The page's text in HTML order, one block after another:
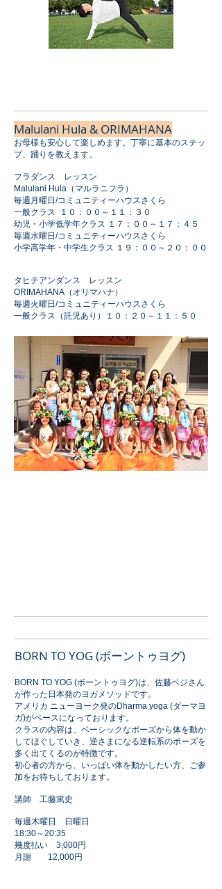
Malulani Hula & ORIMAHANA
お母様も安心して楽しめます。丁寧に基本のステッ
プ、踊りを教えます。
フラダンス レッスン​
Malulani Hula（マルラニフラ）
毎週月曜日/コミュニティーハウスさくら
一般クラス
１０：００～１１：３０
幼児・小学低学年クラス １７：００～１７：４５
毎週水曜日/コミュニティーハウスさくら
小学高学年・中学生クラス １９：００～２０：００
タヒチアンダンス レッスン​
ORIMAHANA（オリマハナ）
毎週火曜日/コミュニティーハウスさくら
一般クラス（託児あり）１０：２０～１１：５０
BORN TO YOG (ボーントゥヨグ)
BORN TO YOG (ボーントゥヨグ)は、佐藤ベジさん
が作った日本発のヨガメソッドです。
アメリカ ニューヨーク発のDharma yoga (ダーマヨ
ガ)がベースになっております。
クラスの内容は、ベーシックなポーズから体を動か
してほぐしていき、逆さまになる逆転系のポーズを
多く出てくるのが特徴です。
初心者の方から、いっぱい体を動かしたい方、ご参
加をお待ちしております。
​講師 工藤篤史
毎週木曜日 日曜日
18:30～20:35
幾度払い 3,000円
月謝 12,000円